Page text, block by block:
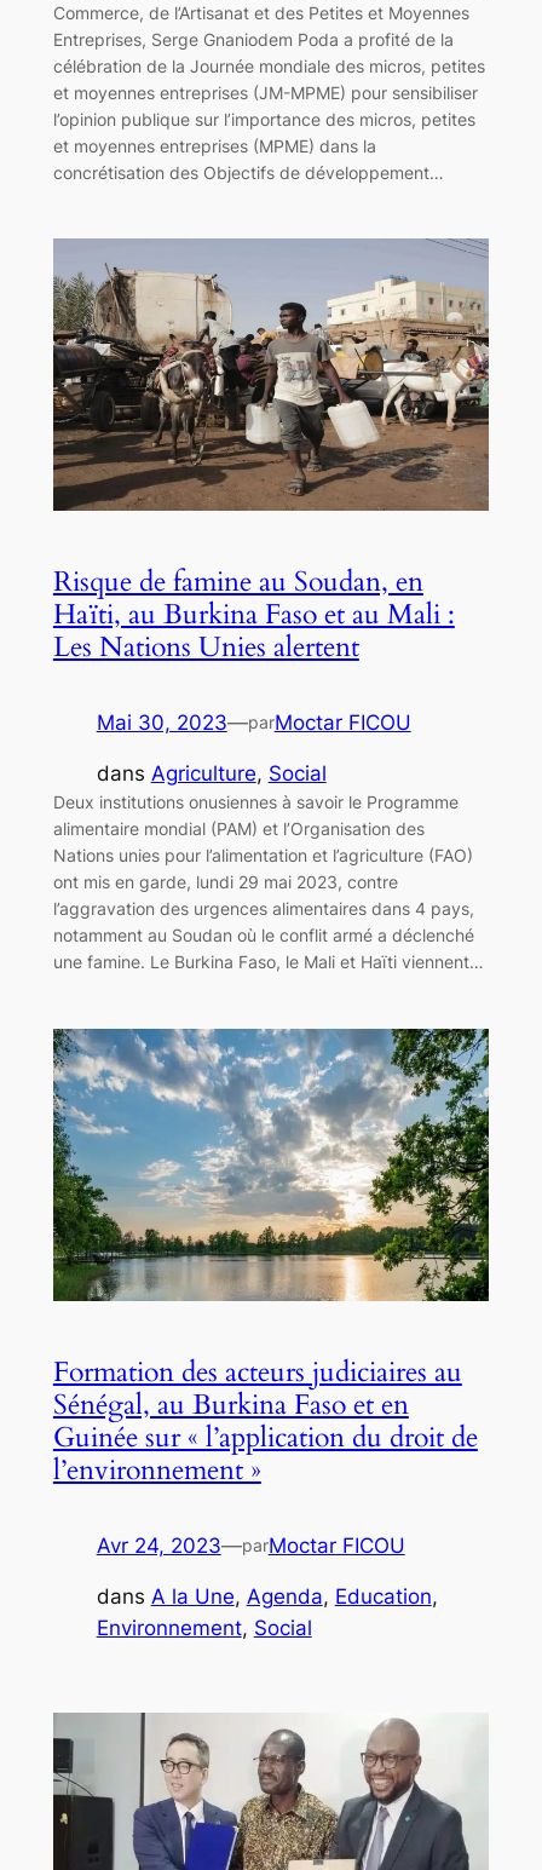
Commerce, de l’Artisanat et des Petites et Moyennes
Entreprises, Serge Gnaniodem Poda a profité de la
célébration de la Journée mondiale des micros, petites
et moyennes entreprises (JM-MPME) pour sensibiliser
l’opinion publique sur l’importance des micros, petites
et moyennes entreprises (MPME) dans la
concrétisation des Objectifs de développement…
Risque de famine au Soudan, en
Haïti, au Burkina Faso et au Mali :
Les Nations Unies alertent
Mai 30, 2023—parMoctar FICOU
dans Agriculture, Social
Deux institutions onusiennes à savoir le Programme
alimentaire mondial (PAM) et l’Organisation des
Nations unies pour l’alimentation et l’agriculture (FAO)
ont mis en garde, lundi 29 mai 2023, contre
l’aggravation des urgences alimentaires dans 4 pays,
notamment au Soudan où le conflit armé a déclenché
une famine. Le Burkina Faso, le Mali et Haïti viennent…
Formation des acteurs judiciaires au
Sénégal, au Burkina Faso et en
Guinée sur « l’application du droit de
l’environnement »
Avr 24, 2023—parMoctar FICOU
dans A la Une, Agenda, Education
Environnement, Social